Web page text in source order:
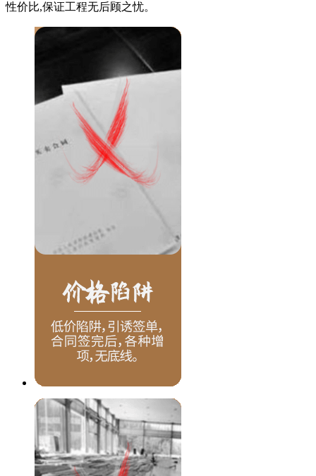
性价比,保证工程无后顾之忧。